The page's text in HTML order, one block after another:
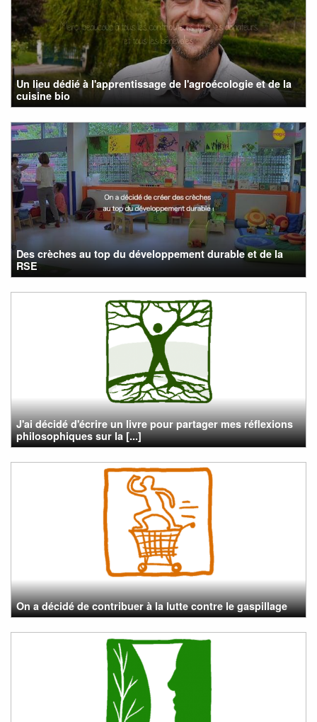
Un lieu dédié à l'apprentissage de l'agroécologie et de la
cuisine bio
Des crèches au top du développement durable et de la
RSE
J'ai décidé d'écrire un livre pour partager mes réflexions
philosophiques sur la [...]
On a décidé de contribuer à la lutte contre le gaspillage